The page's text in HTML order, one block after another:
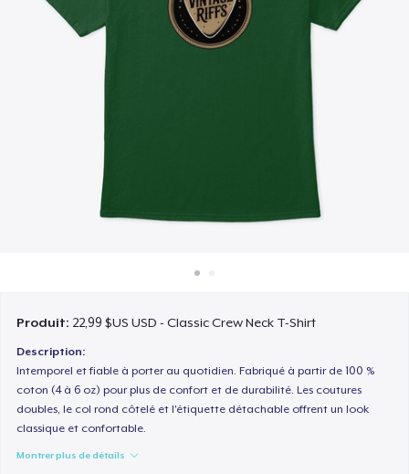
Vendez partout
Produit: 22,99 $US USD - Classic Crew Neck T-Shirt
Description:
Intemporel et fiable à porter au quotidien. Fabriqué à partir de 100 %
coton (4 à 6 oz) pour plus de confort et de durabilité. Les coutures
doubles, le col rond côtelé et l'étiquette détachable offrent un look
classique et confortable.
Montrer plus de détails